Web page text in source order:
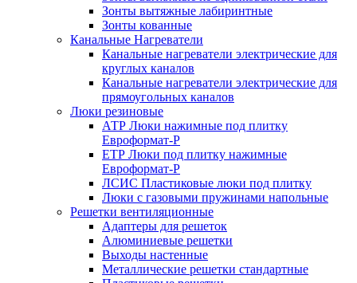
Зонты вытяжные лабиринтные
Зонты кованные
Канальные Нагреватели
Канальные нагреватели электрические для
круглых каналов
Канальные нагреватели электрические для
прямоугольных каналов
Люки резиновые
АТР Люки нажимные под плитку
Евроформат-Р
ЕТР Люки под плитку нажимные
Евроформат-Р
ЛСИС Пластиковые люки под плитку
Люки с газовыми пружинами напольные
Решетки вентиляционные
Адаптеры для решеток
Алюминиевые решетки
Выходы настенные
Металлические решетки стандартные